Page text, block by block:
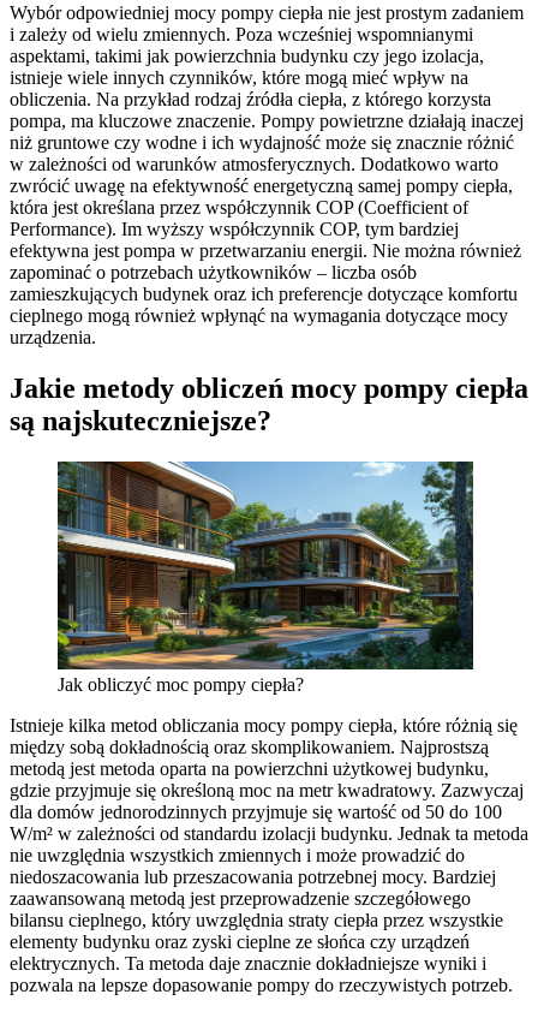
Wybór odpowiedniej mocy pompy ciepła nie jest prostym zadaniem
i zależy od wielu zmiennych. Poza wcześniej wspomnianymi
aspektami, takimi jak powierzchnia budynku czy jego izolacja,
istnieje wiele innych czynników, które mogą mieć wpływ na
obliczenia. Na przykład rodzaj źródła ciepła, z którego korzysta
pompa, ma kluczowe znaczenie. Pompy powietrzne działają inaczej
niż gruntowe czy wodne i ich wydajność może się znacznie różnić
w zależności od warunków atmosferycznych. Dodatkowo warto
zwrócić uwagę na efektywność energetyczną samej pompy ciepła,
która jest określana przez współczynnik COP (Coefficient of
Performance). Im wyższy współczynnik COP, tym bardziej
efektywna jest pompa w przetwarzaniu energii. Nie można również
zapominać o potrzebach użytkowników – liczba osób
zamieszkujących budynek oraz ich preferencje dotyczące komfortu
cieplnego mogą również wpłynąć na wymagania dotyczące mocy
urządzenia.
Jakie metody obliczeń mocy pompy ciepła
są najskuteczniejsze?
Jak obliczyć moc pompy ciepła?
Istnieje kilka metod obliczania mocy pompy ciepła, które różnią się
między sobą dokładnością oraz skomplikowaniem. Najprostszą
metodą jest metoda oparta na powierzchni użytkowej budynku,
gdzie przyjmuje się określoną moc na metr kwadratowy. Zazwyczaj
dla domów jednorodzinnych przyjmuje się wartość od 50 do 100
W/m² w zależności od standardu izolacji budynku. Jednak ta metoda
nie uwzględnia wszystkich zmiennych i może prowadzić do
niedoszacowania lub przeszacowania potrzebnej mocy. Bardziej
zaawansowaną metodą jest przeprowadzenie szczegółowego
bilansu cieplnego, który uwzględnia straty ciepła przez wszystkie
elementy budynku oraz zyski cieplne ze słońca czy urządzeń
elektrycznych. Ta metoda daje znacznie dokładniejsze wyniki i
pozwala na lepsze dopasowanie pompy do rzeczywistych potrzeb.